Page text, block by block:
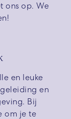
ons op. We
en leuke
en
Bij
om je te